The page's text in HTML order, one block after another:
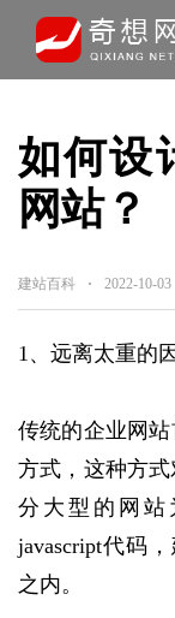
如何设
网站？
建站百科 2022-10-03
1、远离太重的
传统的企业网
方式，这种方
分大型的网站
javascript代码
之内。